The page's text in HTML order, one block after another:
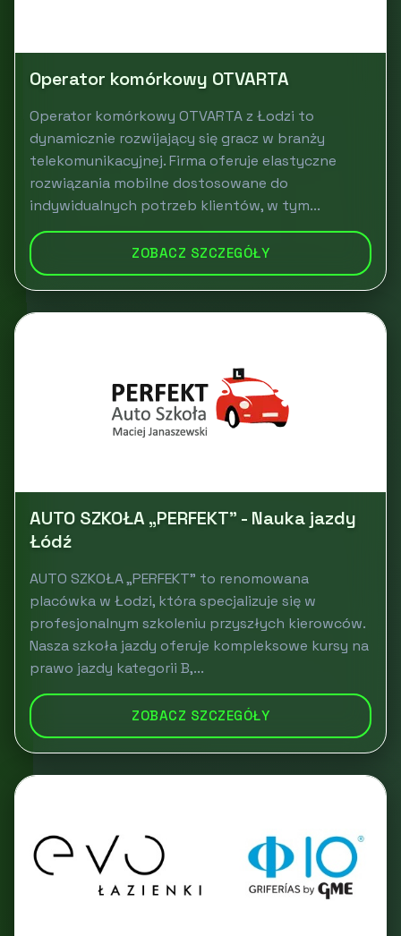
Operator komórkowy OTVARTA
Operator komórkowy OTVARTA z Łodzi to
dynamicznie rozwijający się gracz w branży
telekomunikacyjnej. Firma oferuje elastyczne
rozwiązania mobilne dostosowane do
indywidualnych potrzeb klientów, w tym...
ZOBACZ SZCZEGÓŁY
AUTO SZKOŁA „PERFEKT” - Nauka jazdy
Łódź
AUTO SZKOŁA „PERFEKT” to renomowana
placówka w Łodzi, która specjalizuje się w
profesjonalnym szkoleniu przyszłych kierowców.
Nasza szkoła jazdy oferuje kompleksowe kursy na
prawo jazdy kategorii B,...
ZOBACZ SZCZEGÓŁY